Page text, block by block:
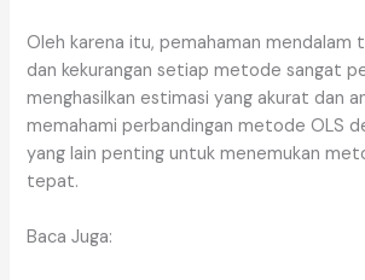
Oleh karena itu, pemahaman mendalam
dan kekurangan setiap metode sangat
menghasilkan estimasi yang akurat dan
memahami perbandingan metode OLS
yang lain penting untuk menemukan
tepat.
Baca Juga: